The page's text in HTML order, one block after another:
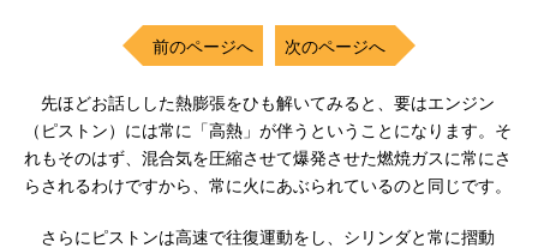
前のページへ 次のページへ
先ほどお話しした熱膨張をひも解いてみると、要はエンジン
（ピストン）には常に「高熱」が伴うということになります。そ
れもそのはず、混合気を圧縮させて爆発させた燃焼ガスに常にさ
らされるわけですから、常に火にあぶられているのと同じです。
さらにピストンは高速で往復運動をし、シリンダと常に摺動